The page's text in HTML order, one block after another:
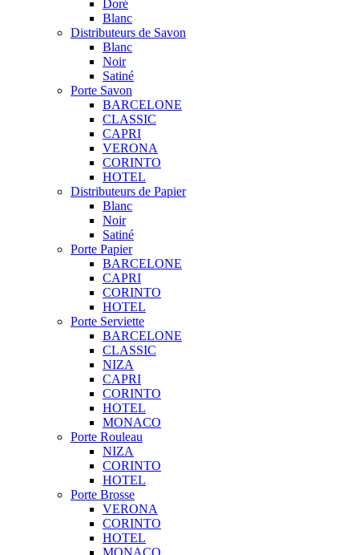
Doré
Blanc
Distributeurs de Savon
Blanc
Noir
Satiné
Porte Savon
BARCELONE
CLASSIC
CAPRI
VERONA
CORINTO
HOTEL
Distributeurs de Papier
Blanc
Noir
Satiné
Porte Papier
BARCELONE
CAPRI
CORINTO
HOTEL
Porte Serviette
BARCELONE
CLASSIC
NIZA
CAPRI
CORINTO
HOTEL
MONACO
Porte Rouleau
NIZA
CORINTO
HOTEL
Porte Brosse
VERONA
CORINTO
HOTEL
MONACO